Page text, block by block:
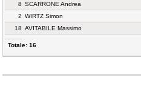
8 SCARRONE Andrea
2 WIRTZ Simon
18 AVITABILE Massimo
Totale: 16